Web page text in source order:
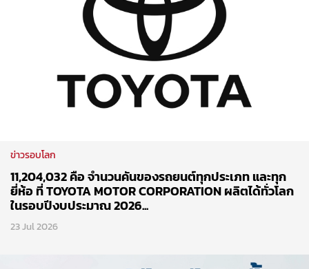
ข่าวรอบโลก
11,204,032 คือ จำนวนคันของรถยนต์ทุกประเภท และทุก
ยี่ห้อ ที่ TOYOTA MOTOR CORPORATION ผลิตได้ทั่วโลก
ในรอบปีงบประมาณ 2026...
23 Jul 2026